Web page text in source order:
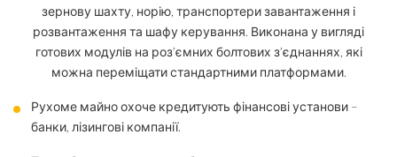
зернову шахту, норію, транспортери завантаження і
розвантаження та шафу керування. Виконана у вигляді
готових модулів на роз’ємних болтових з’єднаннях, які
можна переміщати стандартними платформами.
Рухоме майно охоче кредитують фінансові установи –
банки, лізингові компанії.